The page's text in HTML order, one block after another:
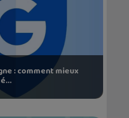
: comment mieux